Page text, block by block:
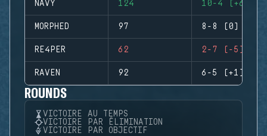
NAVY 124 10-4 (+6)
MORPHED 97 8-8 (0)
RE4PER 62 2-7 (-5)
RAVEN 92 6-5 (+1)
ROUNDS
VICTOIRE AU TEMPS
VICTOIRE PAR ÉLIMINATION
VICTOIRE PAR OBJECTIF